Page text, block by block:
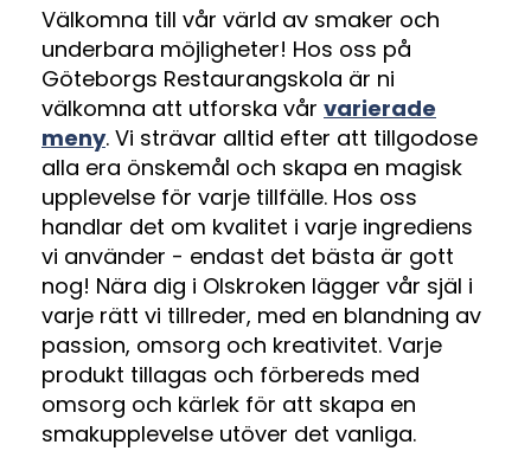
Välkomna till vår värld av smaker och
underbara möjligheter! Hos oss på
Göteborgs Restaurangskola är ni
välkomna att utforska vår varierade
meny. Vi strävar alltid efter att tillgodose
alla era önskemål och skapa en magisk
upplevelse för varje tillfälle. Hos oss
handlar det om kvalitet i varje ingrediens
vi använder - endast det bästa är gott
nog! Nära dig i Olskroken lägger vår själ i
varje rätt vi tillreder, med en blandning av
passion, omsorg och kreativitet. Varje
produkt tillagas och förbereds med
omsorg och kärlek för att skapa en
smakupplevelse utöver det vanliga.